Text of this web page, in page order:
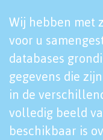
Wij hebben met
voor u
databases
gegevens die
in de
volledig beeld
beschikbaar is